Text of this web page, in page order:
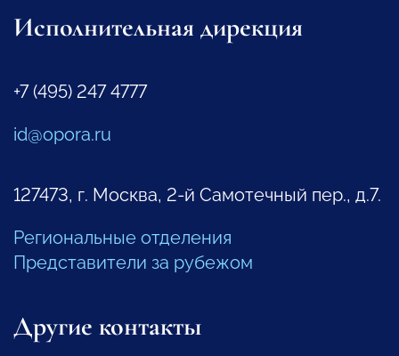
Исполнительная дирекция
+7 (495) 247 4777
id@opora.ru
127473, г. Москва, 2-й Самотечный пер., д.7.
Региональные отделения
Представители за рубежом
Другие контакты